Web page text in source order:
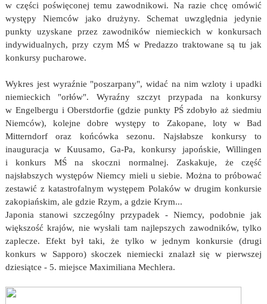
w części poświęconej temu zawodnikowi. Na razie chcę omówić
występy Niemców jako drużyny. Schemat uwzględnia jedynie
punkty uzyskane przez zawodników niemieckich w konkursach
indywidualnych, przy czym MŚ w Predazzo traktowane są tu jak
konkursy pucharowe.
Wykres jest wyraźnie "poszarpany", widać na nim wzloty i upadki
niemieckich "orłów". Wyraźny szczyt przypada na konkursy
w Engelbergu i Oberstdorfie (gdzie punkty PŚ zdobyło aż siedmiu
Niemców), kolejne dobre występy to Zakopane, loty w Bad
Mitterndorf oraz końcówka sezonu. Najsłabsze konkursy to
inauguracja w Kuusamo, Ga-Pa, konkursy japońskie, Willingen
i konkurs MŚ na skoczni normalnej. Zaskakuje, że część
najsłabszych występów Niemcy mieli u siebie. Można to próbować
zestawić z katastrofalnym występem Polaków w drugim konkursie
zakopiańskim, ale gdzie Rzym, a gdzie Krym...
Japonia stanowi szczególny przypadek - Niemcy, podobnie jak
większość krajów, nie wysłali tam najlepszych zawodników, tylko
zaplecze. Efekt był taki, że tylko w jednym konkursie (drugi
konkurs w Sapporo) skoczek niemiecki znalazł się w pierwszej
dziesiątce - 5. miejsce Maximiliana Mechlera.